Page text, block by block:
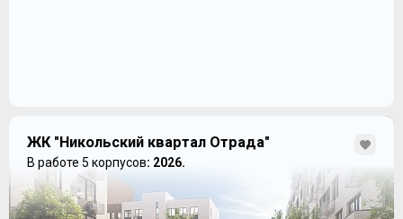
ЖК "Никольский квартал Отрада"
В работе 5 корпусов: 2026.